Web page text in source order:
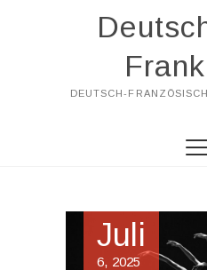
DEUTSCH-
Juli
6, 2025